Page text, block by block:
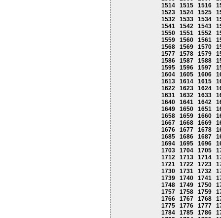
1514
1515 1516
1523
1524 1525
1532
1533 1534
1541
1542 1543
1550
1551 1552
1559
1560 1561
1568
1569 1570
1577
1578 1579
1586
1587 1588
1595
1596 1597
1604
1605 1606
1613
1614 1615
1622
1623 1624
1631
1632 1633
1640
1641 1642
1649
1650 1651
1658
1659 1660
1667
1668 1669
1676
1677 1678
1685
1686 1687
1694
1695 1696
1703
1704 1705
1712
1713 1714
1721
1722 1723
1730
1731 1732
1739
1740 1741
1748
1749 1750
1757
1758 1759
1766
1767 1768
1775
1776 1777
1784
1785 1786